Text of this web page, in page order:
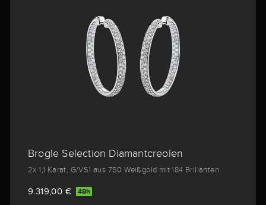
Brogle Selection Diamantcreolen
2x 1,1 Karat, G/VS1 aus 750 Weißgold mit 184 Brillanten
9.319,00 € 48h